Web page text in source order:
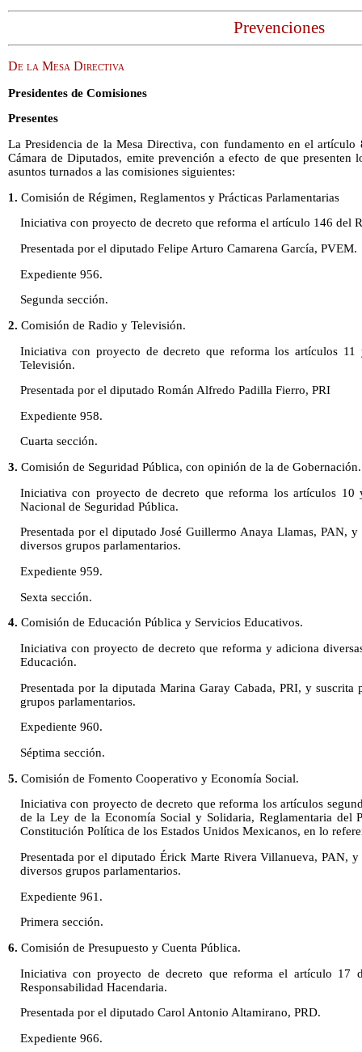
Prevenciones
De la Mesa Directiva
Presidentes de Comisiones
Presentes
La Presidencia de la Mesa Directiva, con fundamento en el
Cámara de Diputados, emite prevención a efecto de que presenten
asuntos turnados a las comisiones siguientes:
1. Comisión de Régimen, Reglamentos y Prácticas Parlamentarias
Iniciativa con proyecto de decreto que reforma el artículo 146 del
Presentada por el diputado Felipe Arturo Camarena García, PVEM.
Expediente 956.
Segunda sección.
2. Comisión de Radio y Televisión.
Iniciativa con proyecto de decreto que reforma los artículos
Televisión.
Presentada por el diputado Román Alfredo Padilla Fierro, PRI
Expediente 958.
Cuarta sección.
3. Comisión de Seguridad Pública, con opinión de la de Gobernación.
Iniciativa con proyecto de decreto que reforma los artículos
Nacional de Seguridad Pública.
Presentada por el diputado José Guillermo Anaya Llamas, PAN,
diversos grupos parlamentarios.
Expediente 959.
Sexta sección.
4. Comisión de Educación Pública y Servicios Educativos.
Iniciativa con proyecto de decreto que reforma y adiciona
Educación.
Presentada por la diputada Marina Garay Cabada, PRI, y suscrita
grupos parlamentarios.
Expediente 960.
Séptima sección.
5. Comisión de Fomento Cooperativo y Economía Social.
Iniciativa con proyecto de decreto que reforma los artículos
de la Ley de la Economía Social y Solidaria, Reglamentaria del
Constitución Política de los Estados Unidos Mexicanos, en lo
Presentada por el diputado Érick Marte Rivera Villanueva, PAN,
diversos grupos parlamentarios.
Expediente 961.
Primera sección.
6. Comisión de Presupuesto y Cuenta Pública.
Iniciativa con proyecto de decreto que reforma el artículo 17
Responsabilidad Hacendaria.
Presentada por el diputado Carol Antonio Altamirano, PRD.
Expediente 966.